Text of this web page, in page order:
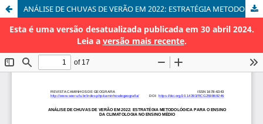
ANÁLISE DE CHUVAS DE VERÃO EM 2022: ESTRATÉGIA METODOLÓGICA PARA O ENSINO DA CLIMATOLOGIA NO ENSINO MÉDIO
Esta é uma versão desatualizada publicada em 30 abril 2024.
Leia a versão mais recente.